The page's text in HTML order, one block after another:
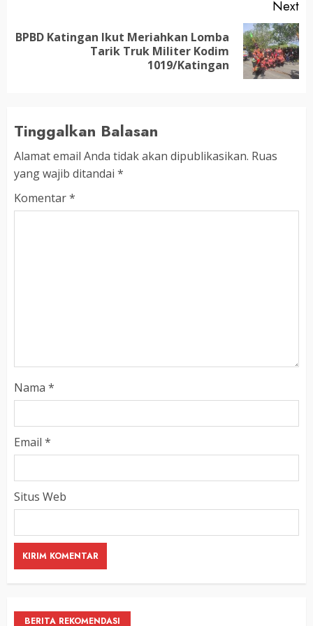
Next
Next
BPBD Katingan Ikut Meriahkan Lomba
Tarik Truk Militer Kodim
1019/Katingan
Tinggalkan Balasan
Alamat email Anda tidak akan dipublikasikan. Ruas
yang wajib ditandai *
Komentar*
Nama *
Email *
Situs Web
BERITA REKOMENDASI